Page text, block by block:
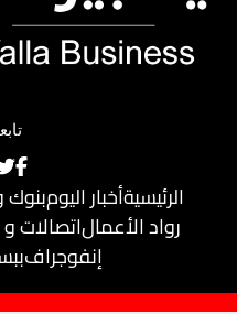
الرئيسيةأخبار اليومبنوك
رواد الأعمالاتصالات و
إنفوجراف